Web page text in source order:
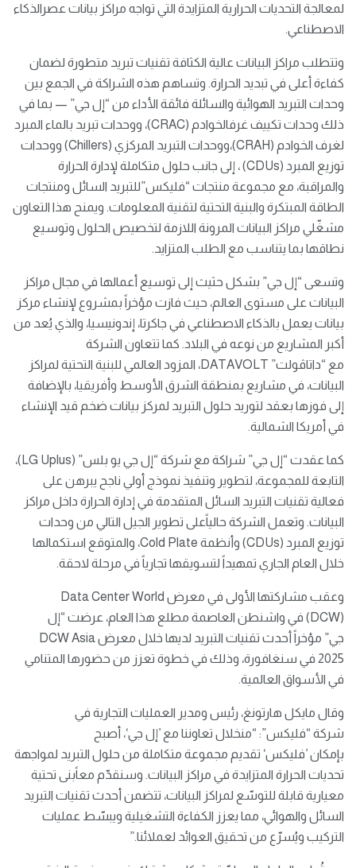
لمعالجة التحديات الحرارية المتزايدة التي تواجه مراكز بيانات عصرالذكاء
الاصطناعي.
وتتطلب مراكز البيانات عالية الكثافة تقنيات تبريد متطورة لضمان
كفاءة أعلى في تبديد الحرارة. وتساهم هذه الشراكة في الجمع بين
وحدات التبريد الهوائية والسائلة فائقة الأداء من “إل جي” — بما في
ذلك وحدات تكييف غرفالخوادم (CRAC)، ووحدات تبريد بالماء المبرد
لغرف الخوادم (CRAH)،ووحدات التبريد المركزي (Chillers) ووحدات
توزيع المبرد (CDUs) ، إلى جانب حلول متكاملة لإدارة الحرارة
والمراقبة، مع مجموعة منتجات “فليكس”للتبريد السائل ومنتجات
الطاقة المبتكرة والبنية التحتية لتقنية المعلومات. ويمنح هذا التعاون
مشغّلي مراكز البيانات المرونة اللازمة لتخصيص الحلول وتوسيع
نطاقها بما يتناسب مع الطلب المتزايد.
وتسعى “إل جي” بشكل حثيث إلى توسيع أعمالها في مجال مراكز
البيانات على مستوى العالم، حيث فازت مؤخراً بمشروع لإنشاء مركز
بيانات يعمل بالذكاء الاصطناعي في جاكرتا، إندونيسيا، والذي يُعد من
أكبر المشاريع من نوعه في البلاد. كما تتعاون الشركة
مع “داتاڤولت” DATAVOLT، المزود العالمي للبنية التحتية لمراكز
البيانات، في مشاريع بمنطقة الشرق الأوسط وأفريقيا، بالإضافة
إلى فوزها بعقد لتوريد حلول التبريد لمركز بيانات ضخم قيد الإنشاء
في أمريكا الشمالية.
كما عقدت “إل جي” شراكة مع شركة “إل جي يو بلس” (LG Uplus)،
التابعة للمجموعة، لتطوير وتنفيذ نموذج أولي ناجح يبرهن على
فعالية تقنيات التبريد السائل المتقدمة في إدارة الحرارة داخل مراكز
البيانات. وتعمل الشركة حالياًعلى تطوير الجيل التالي من وحدات
توزيع المبرد (CDUs) وأنظمة Cold Plate، والمتوقع استكمالها
خلال العام الجاري تمهيداً لتسويقها تجارياً في مرحلة لاحقة.
وعقب مشاركتها الأولى في معرض Data Center World
(DCW) في واشنطن العاصمة مطلع هذا العام، عرضت “إل
جي” مؤخراً أحدث تقنيات التبريد لديها خلال معرض DCW Asia
2025 في سنغافورة، وذلك في خطوة تعزز من حضورها المتنامي
في الأسواق العالمية.
وقال مايكل هارتونغ، رئيس ومدير العمليات التجارية في
شركة “فليكس”: “منخلال تعاوننا مع ’إل جي‘، أصبح
بإمكان ’فليكس‘ تقديم مجموعة متكاملة من حلول التبريد لمواجهة
تحديات الحرارة المتزايدة في مراكز البيانات. وسنقدّم معاًبنى تحتية
معيارية قابلة للتوسّع لمراكز البيانات، تتضمن أحدث تقنيات التبريد
السائل والهوائي، مما يعزز الكفاءة التشغيلية ويبسّط عمليات
التركيب ويُسرّع من تحقيق العوائد لعملائنا.”